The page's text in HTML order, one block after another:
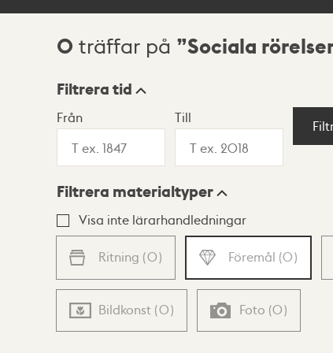
Sökresultat
0 träffar på Sociala
Visningsläge
Lista Karta
Filtrera tid
Från Till
Filtrera materialtyper
Visa inte lärarhandledningar
Ritning (0) Föremål (0)
Bildkonst (0) Foto (0)